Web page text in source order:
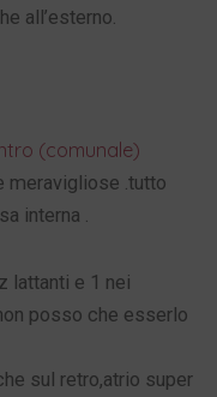
all’esterno.
(comunale)
meravigliose .tutto
interna .
lattanti e 1 nei
posso che esserlo
sul retro,atrio super